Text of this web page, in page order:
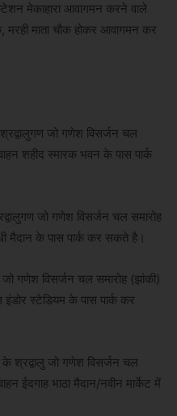
मेकाहारा आवागमन करने वाले
मरही माता चौक होकर आवागमन कर
श्रद्वालुगण जो गणेश विसर्जन चल
शहीद स्मारक भवन के पास पार्क
जो गणेश विसर्जन चल समारोह
मैदान के पास पार्क कर सकते है।
जो गणेश विसर्जन चल समारोह (झांकी)
स्टेडियम के पास पार्क कर
श्रद्वालु जो गणेश विसर्जन चल
ईदगाह भाठा मैदान/नवीन मार्केट में